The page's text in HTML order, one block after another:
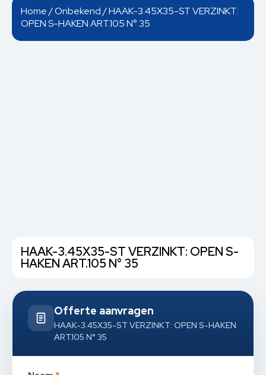
Home/Onbekend/ HAAK-3.45X35-ST VERZINKT:
OPEN S-HAKEN ART.105 N° 35
HAAK-3.45X35-ST VERZINKT: OPEN S-
HAKEN ART.105 N° 35
Offerte aanvragen
HAAK-3.45X35-ST VERZINKT: OPEN S-HAKEN
ART.105 N° 35